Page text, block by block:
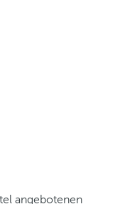
angebotenen